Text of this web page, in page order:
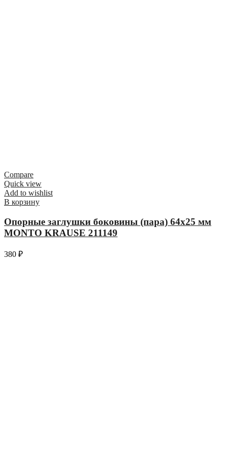
Compare
Quick view
Add to wishlist
В корзину
Опорные заглушки боковины (пара) 64х25 мм
MONTO KRAUSE 211149
380 ₽